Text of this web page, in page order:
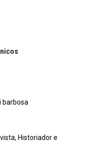
barbosa
Historiador e